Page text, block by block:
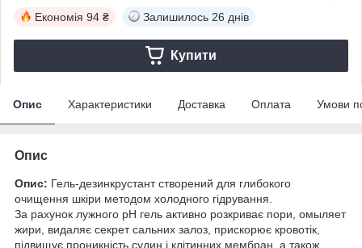
Економія 94 ₴ Залишилось 26 днів
Купити
Опис Характеристики Доставка Оплата Умови
Опис
Опис: Гель-дезинкрустант створений для глибокого
очищення шкіри методом холодного гідрування.
За рахунок лужного рН гель активно розкриває пори, омыляет
жири, видаляє секрет сальних залоз, прискорює кровотік,
підвищує проникність судин і клітинних мембран, а також